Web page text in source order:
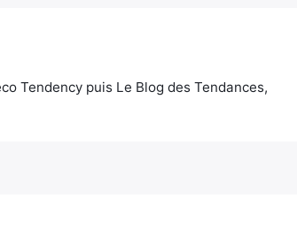
Tendency puis Le Blog des Tendances,